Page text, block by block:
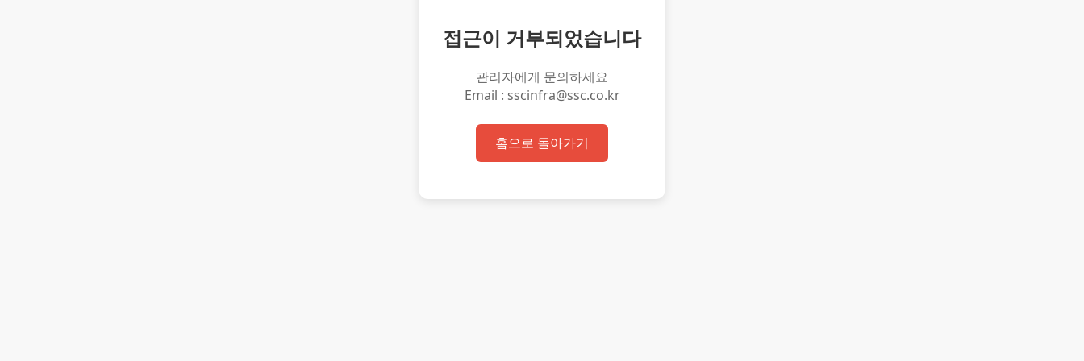
접근이 거부되었습니다
관리자에게 문의하세요
Email : sscinfra@ssc.co.kr
홈으로 돌아가기